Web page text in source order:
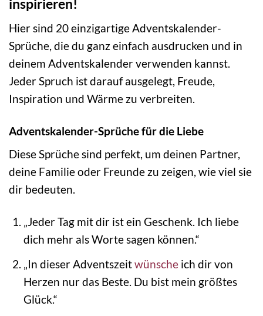
inspirieren!
Hier sind 20 einzigartige Adventskalender-
Sprüche, die du ganz einfach ausdrucken und in
deinem Adventskalender verwenden kannst.
Jeder Spruch ist darauf ausgelegt, Freude,
Inspiration und Wärme zu verbreiten.
Adventskalender-Sprüche für die Liebe
Diese Sprüche sind perfekt, um deinen Partner,
deine Familie oder Freunde zu zeigen, wie viel sie
dir bedeuten.
„Jeder Tag mit dir ist ein Geschenk. Ich liebe
dich mehr als Worte sagen können.“
„In dieser Adventszeitwünscheich dir von
Herzen nur das Beste. Du bist mein größtes
Glück.“